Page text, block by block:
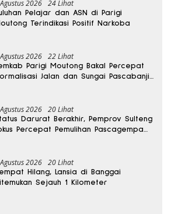
2026 24 Lihat
Pelajar dan ASN di Parigi
Terindikasi Positif Narkoba
2026 22 Lihat
Parigi Moutong Bakal Percepat
Jalan dan Sungai Pascabanjir
2026 20 Lihat
Darurat Berakhir, Pemprov Sulteng
Percepat Pemulihan Pascagempa
2026 20 Lihat
Hilang, Lansia di Banggai
Sejauh 1 Kilometer